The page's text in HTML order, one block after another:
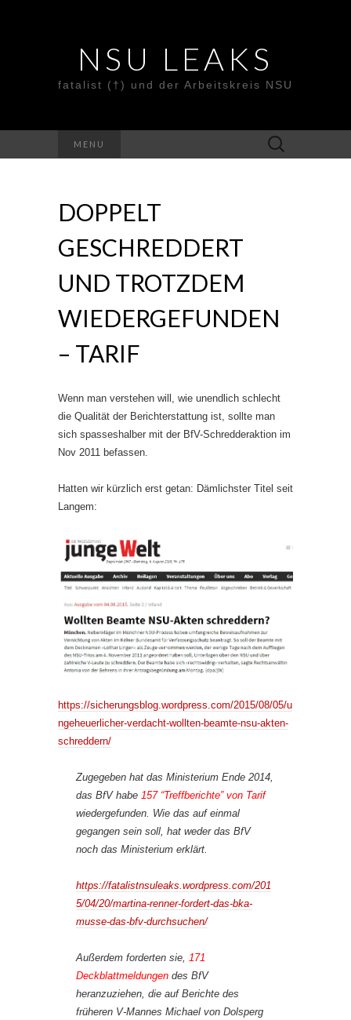
NSU LEAKS
fatalist (†) und der Arbeitskreis NSU
MENU
Suche
nach:
DOPPELT
GESCHREDDERT
UND TROTZDEM
WIEDERGEFUNDEN
– TARIF
Wenn man verstehen will, wie unendlich schlecht
die Qualität der Berichterstattung ist, sollte man
sich spasseshalber mit der BfV-Schredderaktion im
Nov 2011 befassen.
Hatten wir kürzlich erst getan: Dämlichster Titel seit
Langem:
https://sicherungsblog.wordpress.com/2015/08/05/u
ngeheuerlicher-verdacht-wollten-beamte-nsu-akten-
schreddern/
Zugegeben hat das Ministerium Ende 2014,
das BfV habe 157 “Treffberichte” von Tarif
wiedergefunden. Wie das auf einmal
gegangen sein soll, hat weder das BfV
noch das Ministerium erklärt.
https://fatalistnsuleaks.wordpress.com/201
5/04/20/martina-renner-fordert-das-bka-
musse-das-bfv-durchsuchen/
Außerdem forderten sie,
171
Deckblattmeldungen des BfV
heranzuziehen, die auf Berichte des
früheren V-Mannes Michael von Dolsperg